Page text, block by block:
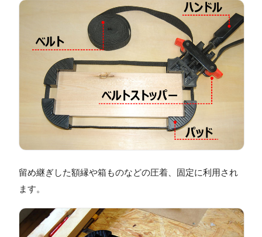
留め継ぎした額縁や箱ものなどの圧着、固定に利用され
ます。